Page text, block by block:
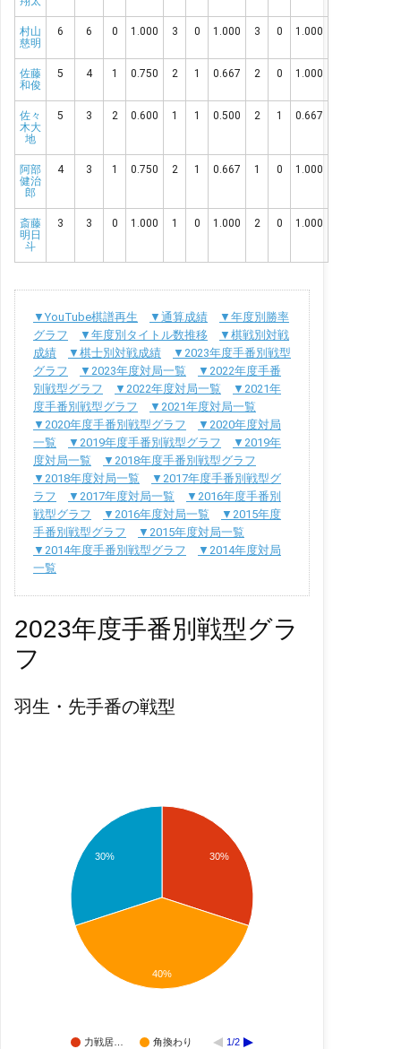
村山
慈明
6 6 0 1.000 3 0 1.000 3 0 1.000
佐藤
和俊
5 4 1 0.750 2 1 0.667 2 0 1.000
佐々
木大
地
5 3 2 0.600 1 1 0.500 2 1 0.667
阿部
健治
郎
4 3 1 0.750 2 1 0.667 1 0 1.000
斎藤
明日
斗
3 3 0 1.000 1 0 1.000 2 0 1.000
▼YouTube棋譜再生 ▼通算成績
▼年度別勝率
グラフ
▼年度別タイトル数推移
▼棋戦別対戦
成績
▼棋士別対戦成績
▼2023年度手番別戦型
グラフ
▼2023年度対局一覧
▼2022年度手番
別戦型グラフ
▼2022年度対局一覧
▼2021年
度手番別戦型グラフ
▼2021年度対局一覧
▼2020年度手番別戦型グラフ
▼2020年度対局
一覧
▼2019年度手番別戦型グラフ
▼2019年
度対局一覧
▼2018年度手番別戦型グラフ
▼2018年度対局一覧
▼2017年度手番別戦型グ
ラフ
▼2017年度対局一覧
▼2016年度手番別
戦型グラフ
▼2016年度対局一覧
▼2015年度
手番別戦型グラフ
▼2015年度対局一覧
▼2014年度手番別戦型グラフ
▼2014年度対局
一覧
2023年度手番別戦型グラ
フ
羽生・先手番の戦型
力戦居… 角換わり 1/2
30%
30%
40%